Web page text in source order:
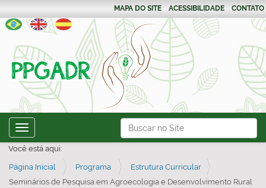
Busca
Busca Avançada…
MAPA DO SITE ACESSIBILIDADE CONTATO
Toggle navigation
Você está aqui:
Página Inicial Programa
Estrutura Curricular
Seminários de Pesquisa em Agroecologia e Desenvolvimento Rural